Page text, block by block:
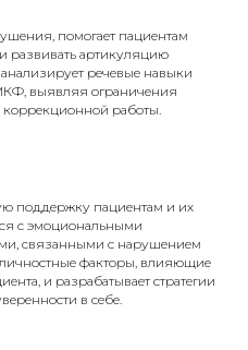
помогает пациентам
развивать артикуляцию
речевые навыки
выявляя ограничения
работы.
поддержку пациентам и их
с эмоциональными
связанными с нарушением
личностные факторы, влияющие
и разрабатывает стратегии
в себе.